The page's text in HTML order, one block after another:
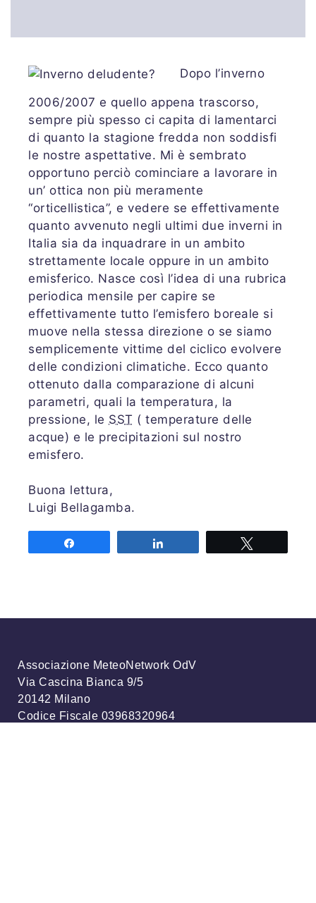
Dopo l’inverno
2006/2007 e quello appena trascorso,
sempre più spesso ci capita di lamentarci
di quanto la stagione fredda non soddisfi
le nostre aspettative. Mi è sembrato
opportuno perciò cominciare a lavorare in
un’ ottica non più meramente
“orticellistica”, e vedere se effettivamente
quanto avvenuto negli ultimi due inverni in
Italia sia da inquadrare in un ambito
strettamente locale oppure in un ambito
emisferico. Nasce così l’idea di una rubrica
periodica mensile per capire se
effettivamente tutto l’emisfero boreale si
muove nella stessa direzione o se siamo
semplicemente vittime del ciclico evolvere
delle condizioni climatiche. Ecco quanto
ottenuto dalla comparazione di alcuni
parametri, quali la temperatura, la
pressione, le SST ( temperature delle
acque) e le precipitazioni sul nostro
emisfero.
Buona lettura,
Luigi Bellagamba.
Associazione MeteoNetwork OdV
Via Cascina Bianca 9/5
20142 Milano
Codice Fiscale 03968320964